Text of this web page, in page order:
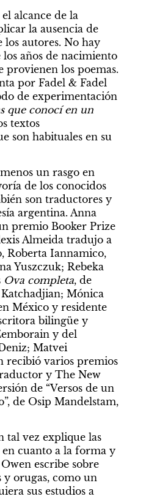
alcance de la
la ausencia de
los autores. No hay
años de nacimiento
provienen los poemas.
por Fadel & Fadel
de experimentación
que conocí en un
textos
son habituales en su
un rasgo en
de los conocidos
son traductores y
argentina. Anna
premio Booker Prize
Almeida tradujo a
Roberta Iannamico,
Yuszczuk; Rebeka
Ova completa, de
Mónica
México y residente
bilingüe y
y del
Matvei
recibió varios premios
y The New
de “Versos de un
de Osip Mandelstam,
tal vez explique las
cuanto a la forma y
escribe sobre
y orugas, como un
sus estudios a